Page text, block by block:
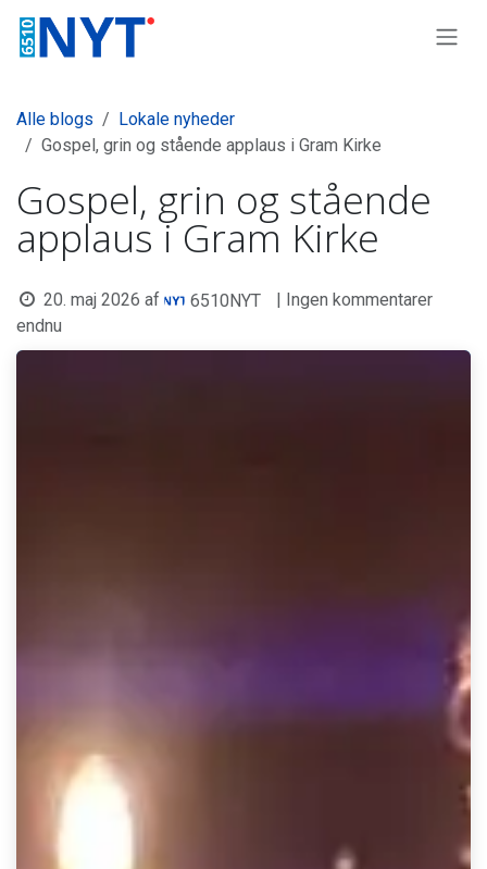
Alle blogs
Lokale nyheder
Gospel, grin og stående applaus i Gram Kirke
Gospel, grin og stående
applaus i Gram Kirke
20. maj 2026 af 6510NYT
| Ingen kommentarer
endnu